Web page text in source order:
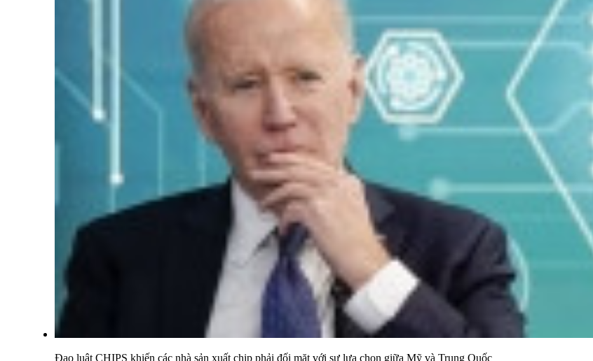
Đạo luật CHIPS khiến các nhà sản xuất chip phải đối mặt với sự lựa chọn giữa Mỹ và Trung Quốc